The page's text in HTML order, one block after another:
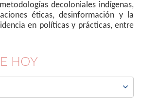
decoloniales indígenas,
éticas, desinformación y la
en políticas y prácticas, entre
HOY
